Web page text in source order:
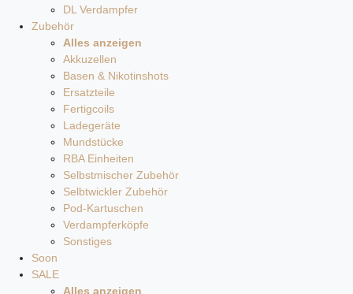
DL Verdampfer
Zubehör
Alles anzeigen
Akkuzellen
Basen & Nikotinshots
Ersatzteile
Fertigcoils
Ladegeräte
Mundstücke
RBA Einheiten
Selbstmischer Zubehör
Selbtwickler Zubehör
Pod-Kartuschen
Verdampferköpfe
Sonstiges
Soon
SALE
Alles anzeigen